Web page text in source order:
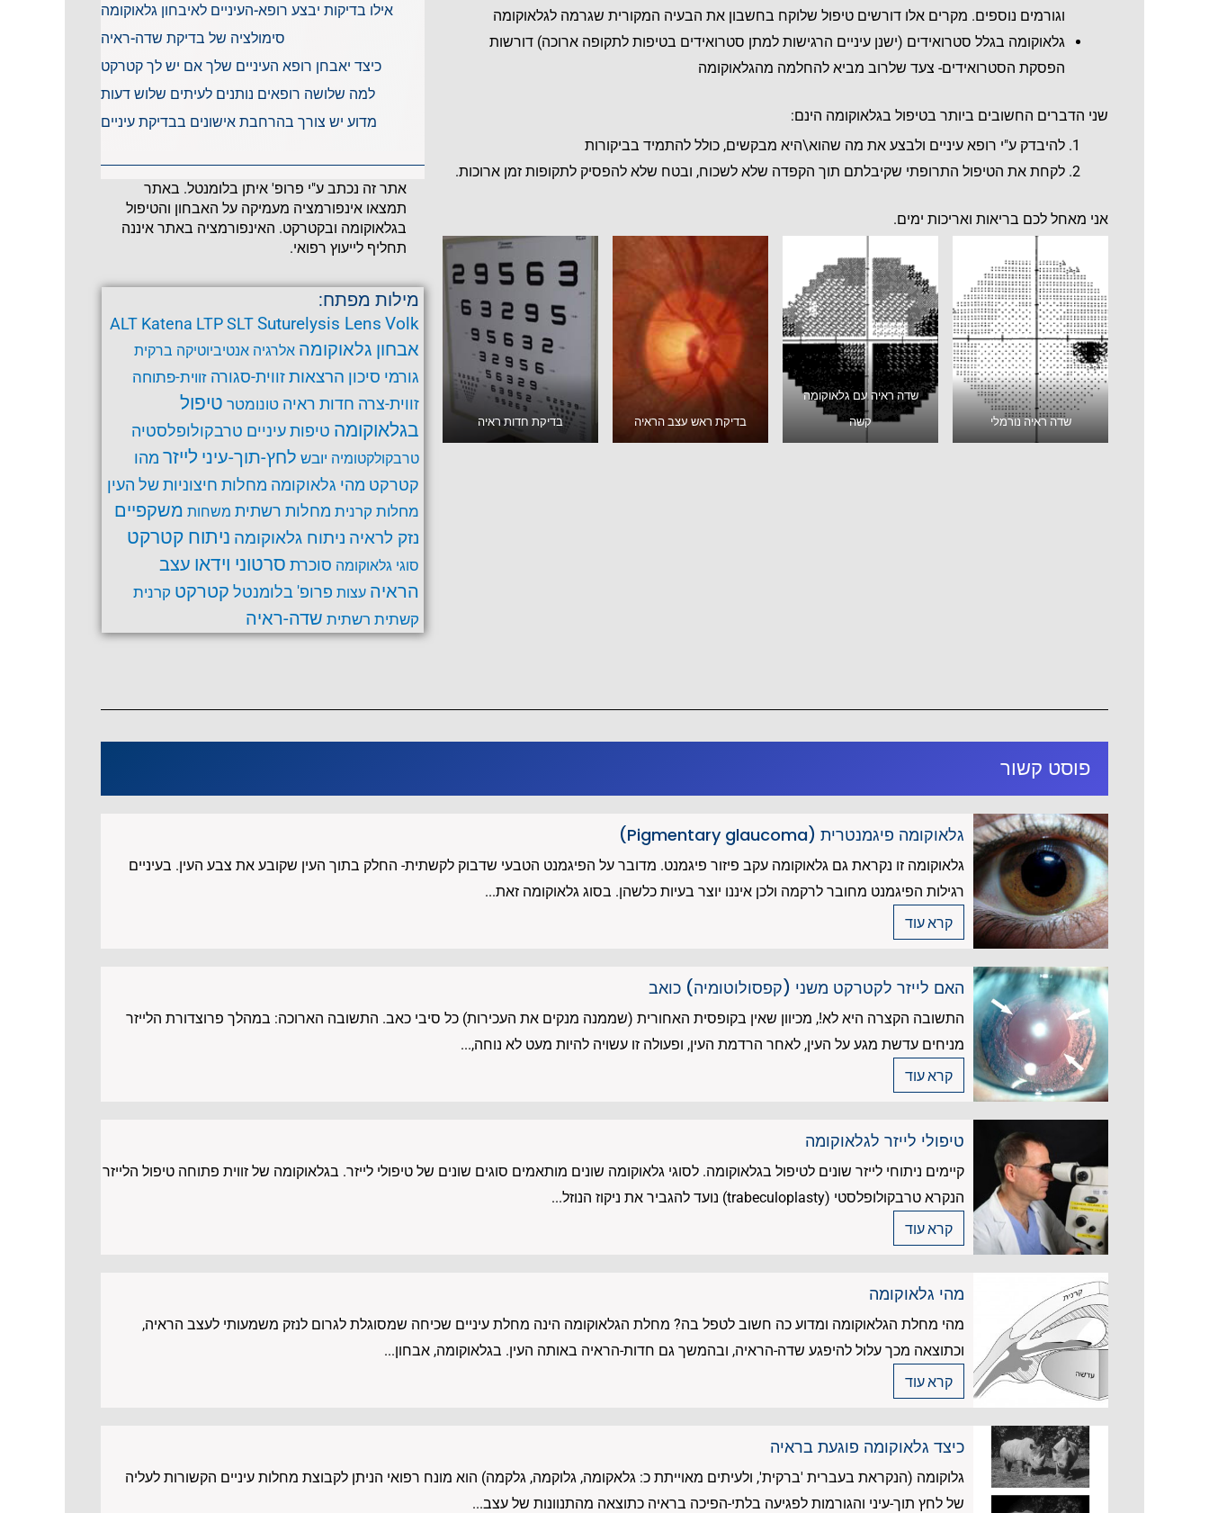
וגורמים נוספים. מקרים אלו דורשים טיפול שלוקח בחשבון את הבעיה המקורית שגרמה לגלאוקומה
גלאוקומה בגלל סטרואידים (ישנן עיניים הרגישות למתן סטרואידים בטיפות לתקופה ארוכה) דורשות
הפסקת הסטרואידים- צעד שלרוב מביא להחלמה מהגלאוקומה
שני הדברים החשובים ביותר בטיפול בגלאוקומה הינם:
להיבדק ע"י רופא עיניים ולבצע את מה שהוא\היא מבקשים, כולל להתמיד בביקורות
לקחת את הטיפול התרופתי שקיבלתם תוך הקפדה שלא לשכוח, ובטח שלא להפסיק לתקופות זמן ארוכות.
אני מאחל לכם בריאות ואריכות ימים.
שדה ראיה נורמלי
שדה ראיה עם גלאוקומה
קשה
בדיקת ראש עצב הראיה בדיקת חדות ראיה
אילו בדיקות יבצע רופא-העיניים לאיבחון גלאוקומה
סימולציה של בדיקת שדה-ראיה
כיצד יאבחן רופא העיניים שלך אם יש לך קטרקט
למה שלושה רופאים נותנים לעיתים שלוש דעות
מדוע יש צורך בהרחבת אישונים בבדיקת עיניים
אתר זה נכתב ע"י פרופ' איתן בלומנטל. באתר
תמצאו אינפורמציה מעמיקה על האבחון והטיפול
בגלאוקומה ובקטרקט. האינפורמציה באתר איננה
תחליף לייעוץ רפואי.
מילות מפתח:
ALT Katena LTPSLTSuturelysis Lens Volk
אבחון גלאוקומה אלרגיה אנטיביוטיקה ברקית
גורמי סיכון הרצאותזווית-סגורה זווית-פתוחה
זווית-צרה חדות ראיה טונומטר טיפול
בגלאוקומה טיפות עיניים טרבקולופלסטיה
טרבקולקטומיה יובש לחץ-תוך-עיני לייזר מהו
קטרקט מהי גלאוקומה מחלות חיצוניות של העין
מחלות קרנית מחלות רשתית משחות משקפיים
נזק לראיה ניתוח גלאוקומה ניתוח קטרקט
סוגי גלאוקומה סוכרת סרטוני וידאו עצב
הראיה עצות פרופ' בלומנטל קטרקט קרנית
קשתית רשתית שדה-ראיה
פוסט קשור
גלאוקומה פיגמנטרית (Pigmentary glaucoma)
גלאוקומה זו נקראת גם גלאוקומה עקב פיזור פיגמנט. מדובר על הפיגמנט הטבעי שדבוק לקשתית- החלק בתוך העין שקובע את צבע העין. בעיניים
רגילות הפיגמנט מחובר לרקמה ולכן איננו יוצר בעיות כלשהן. בסוג גלאוקומה זאת...
קרא עוד
האם לייזר לקטרקט משני (קפסולוטומיה) כואב
התשובה הקצרה היא לא!, מכיוון שאין בקופסית האחורית (שממנה מנקים את העכירות) כל סיבי כאב. התשובה הארוכה: במהלך פרוצדורת הלייזר
מניחים עדשת מגע על העין, לאחר הרדמת העין, ופעולה זו עשויה להיות מעט לא נוחה,...
קרא עוד
טיפולי לייזר לגלאוקומה
קיימים ניתוחי לייזר שונים לטיפול בגלאוקומה. לסוגי גלאוקומה שונים מותאמים סוגים שונים של טיפולי לייזר. בגלאוקומה של זווית פתוחה טיפול הלייזר
הנקרא טרבקולופלסטי (trabeculoplasty) נועד להגביר את ניקוז הנוזל...
קרא עוד
מהי גלאוקומה
מהי מחלת הגלאוקומה ומדוע כה חשוב לטפל בה? מחלת הגלאוקומה הינה מחלת עיניים שכיחה שמסוגלת לגרום לנזק משמעותי לעצב הראיה,
וכתוצאה מכך עלול להיפגע שדה-הראיה, ובהמשך גם חדות-הראיה באותה העין. בגלאוקומה, אבחון...
קרא עוד
כיצד גלאוקומה פוגעת בראיה
גלוקומה (הנקראת בעברית 'ברקית', ולעיתים מאוייתת כ: גלאקומה, גלוקמה, גלקמה) הוא מונח רפואי הניתן לקבוצת מחלות עיניים הקשורות לעליה
של לחץ תוך-עיני והגורמות לפגיעה בלתי-הפיכה בראיה כתוצאה מהתנוונות של עצב...